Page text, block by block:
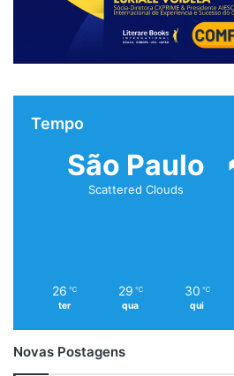
Tempo
São Paulo
Scattered Clouds
26 ℃
ter
29 ℃
qua
30 ℃
qui
Novas Postagens